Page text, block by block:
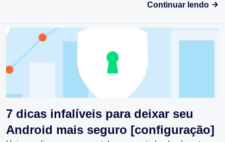
Continuar lendo
7 dicas infalíveis para deixar seu
Android mais seguro [configuração]